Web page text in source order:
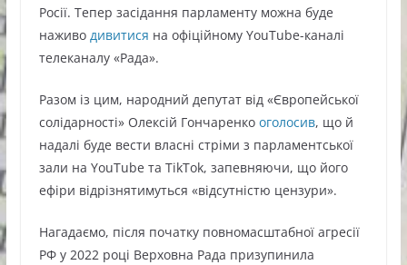
Росії. Тепер засідання парламенту можна буде
наживо дивитися на офіційному YouTube-каналі
телеканалу «Рада».
Разом із цим, народний депутат від «Європейської
солідарності» Олексій Гончаренко оголосив, що й
надалі буде вести власні стріми з парламентської
зали на YouTube та TikTok, запевняючи, що його
ефіри відрізнятимуться «відсутністю цензури».
Нагадаємо, після початку повномасштабної агресії
РФ у 2022 році Верховна Рада призупинила